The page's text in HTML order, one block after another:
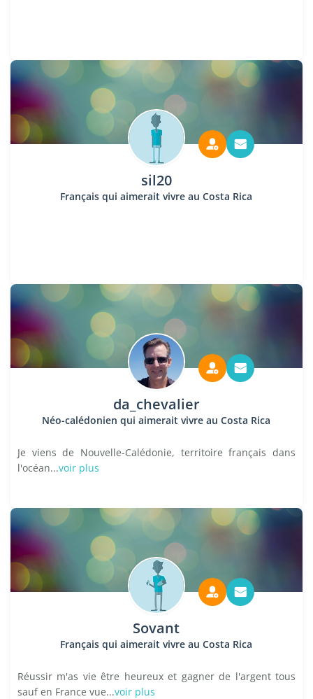
sil20
Français qui aimerait vivre au Costa Rica
da_chevalier
Néo-calédonien qui aimerait vivre au Costa Rica
Je viens de Nouvelle-Calédonie, territoire français dans
l'océan...voir plus
Sovant
Français qui aimerait vivre au Costa Rica
Réussir m'as vie être heureux et gagner de l'argent tous
sauf en France vue...voir plus